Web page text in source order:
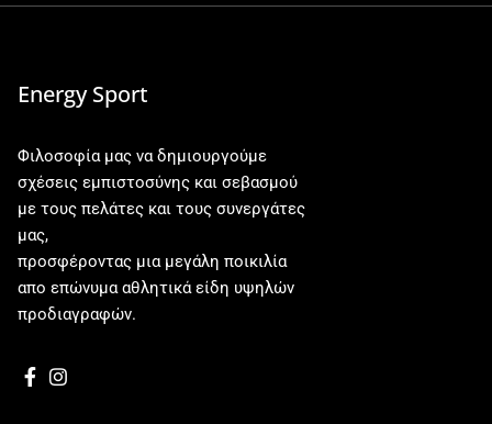
Energy Sport
Φιλοσοφία μας να δημιουργούμε
σχέσεις εμπιστοσύνης και σεβασμού
με τους πελάτες και τους συνεργάτες
μας,
προσφέροντας μια μεγάλη ποικιλία
απο επώνυμα αθλητικά είδη υψηλών
προδιαγραφών.